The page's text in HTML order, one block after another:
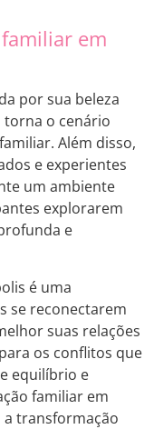
em
por sua beleza
torna o cenário
Além disso,
e experientes
um ambiente
explorarem
e
é uma
se reconectarem
suas relações
os conflitos que
equilíbrio e
familiar em
a transformação